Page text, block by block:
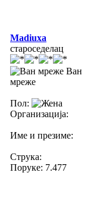
Madiuxa
староседелац
Ван
мреже
Пол:
Организација:
Име и презиме:
Струка:
Поруке: 7.477